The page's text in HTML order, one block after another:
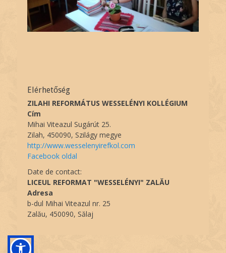
Elérhetőség
ZILAHI REFORMÁTUS WESSELÉNYI KOLLÉGIUM
Cím
Mihai Viteazul Sugárút 25.
Zilah, 450090, Szilágy megye
http://www.wesselenyirefkol.com
Facebook oldal
Date de contact:
LICEUL REFORMAT "WESSELÉNYI" ZALĂU
Adresa
b-dul Mihai Viteazul nr. 25
Zalău, 450090, Sălaj